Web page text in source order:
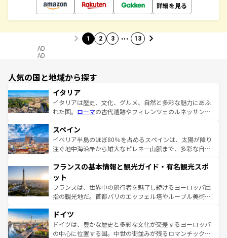
詳細を見る
1 2 3 … 13
AD
AD
人気の国と地域から探す
イタリア
イタリアは歴史、文化、グルメ、自然と多彩な魅力にあふ
れた国。 ローマの古代遺跡やフィレンツェのルネッサンス
ろん、トスカーナの美しい田園風景やアマルフィ海岸の絶
景など、自然景観も見逃せない。観光の合間には、本場の
ピザやパスタなど、絶品のイタリア料理を堪能することも
ませてくれるイタリアで、忘れられない旅をしてみよう！
なお、新着のイタリア情報は
しい。
スペイン
イベリア半島のほぼ80％を占めるスペインは、太陽が降り
注ぐ地中海沿岸から雄大なピレネー山脈まで、多彩な自然
文化が根付くこの国では、情熱的なフラメンコ、熱気あふ
れる闘牛、そして美味しいタパスが生活の一部となってい
る。首都マドリードの洗練された雰囲気や、バルセロナの
アートに溢れた街角から、地方では古代ローマ遺跡や中世
せる。地方によって風土や気候が異なるスペインはその個
性で訪れる人を魅了する。 なお、新着のスペイン情報は コ
ンテンツ一覧を参照してほしい。
フランスの基本情報と観光ガイド・有名観光スポ
ット
フランスは、世界中の旅行者を魅了し続けるヨーロッパ屈
指の観光地だ。首都パリのエッフェル塔やルーブル美術館
で、幅広い魅力が詰まっている。華麗な宮殿、歴史的な大
聖堂、美しいビーチ、そして豊かな自然が、訪れる者を心
から魅了する。また、フランスは美食の国としても知ら
ドイツ
ドイツは、豊かな歴史と多彩な文化が交差するヨーロッパ
の中心に位置する国。中世の街並みが残るロマンチック街